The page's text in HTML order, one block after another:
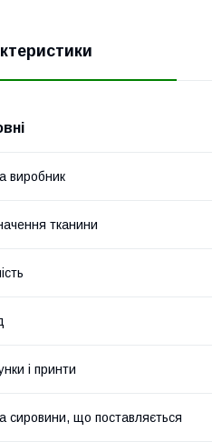
виробник
тканини
і принти
сировини, що поставляється